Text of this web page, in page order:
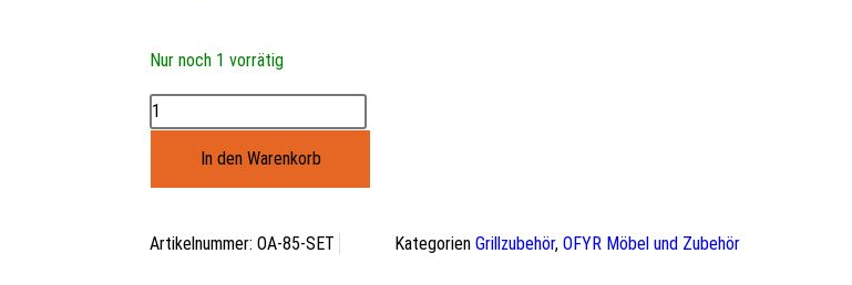
Nur noch 1 vorrätig
In den Warenkorb
Artikelnummer: OA-85-SET Kategorien Grillzubehör, OFYR Möbel und Zubehör